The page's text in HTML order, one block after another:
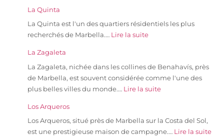
La Quinta
La Quinta est l'un des quartiers résidentiels les plus
recherchés de Marbella.… Lire la suite
La Zagaleta
La Zagaleta, nichée dans les collines de Benahavís, près
de Marbella, est souvent considérée comme l'une des
plus belles villes du monde.… Lire la suite
Los Arqueros
Los Arqueros, situé près de Marbella sur la Costa del Sol,
est une prestigieuse maison de campagne.… Lire la suite